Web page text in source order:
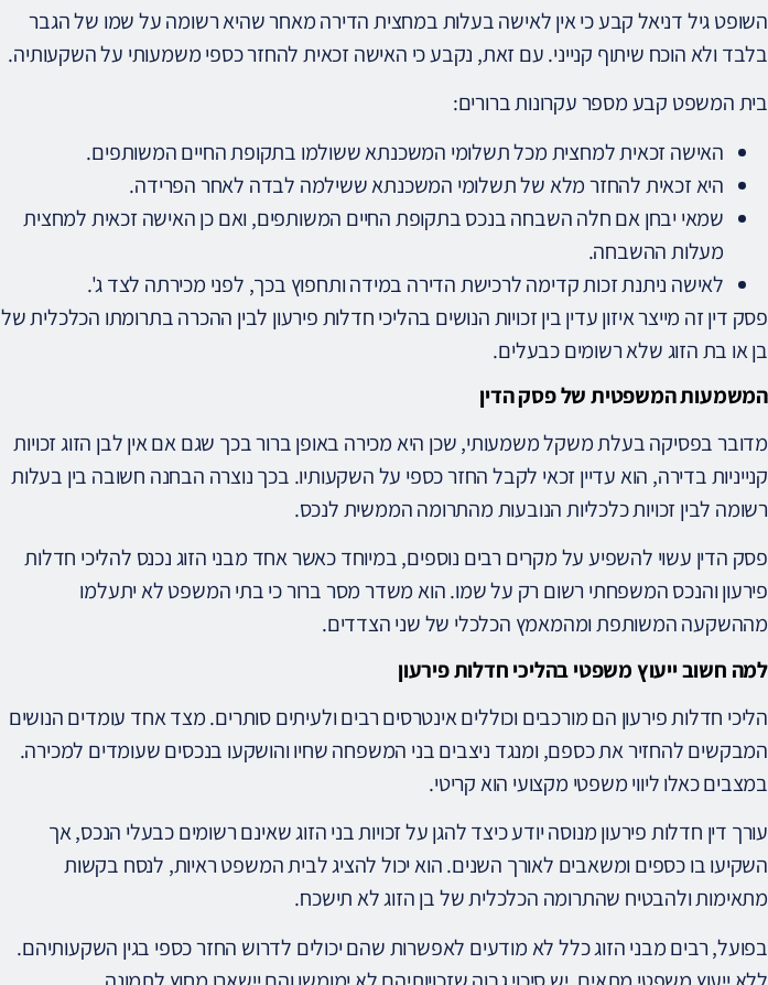
השופט גיל דניאל קבע כי אין לאישה בעלות במחצית הדירה מאחר שהיא רשומה על שמו של הגבר
בלבד ולא הוכח שיתוף קנייני. עם זאת, נקבע כי האישה זכאית להחזר כספי משמעותי על השקעותיה.
בית המשפט קבע מספר עקרונות ברורים:
האישה זכאית למחצית מכל תשלומי המשכנתא ששולמו בתקופת החיים המשותפים.
היא זכאית להחזר מלא של תשלומי המשכנתא ששילמה לבדה לאחר הפרידה.
שמאי יבחן אם חלה השבחה בנכס בתקופת החיים המשותפים, ואם כן האישה זכאית למחצית
מעלות ההשבחה.
לאישה ניתנת זכות קדימה לרכישת הדירה במידה ותחפוץ בכך, לפני מכירתה לצד ג'.
פסק דין זה מייצר איזון עדין בין זכויות הנושים בהליכי חדלות פירעון לבין ההכרה בתרומתו הכלכלית של
בן או בת הזוג שלא רשומים כבעלים.
המשמעות המשפטית של פסק הדין
מדובר בפסיקה בעלת משקל משמעותי, שכן היא מכירה באופן ברור בכך שגם אם אין לבן הזוג זכויות
קנייניות בדירה, הוא עדיין זכאי לקבל החזר כספי על השקעותיו. בכך נוצרה הבחנה חשובה בין בעלות
רשומה לבין זכויות כלכליות הנובעות מהתרומה הממשית לנכס.
פסק הדין עשוי להשפיע על מקרים רבים נוספים, במיוחד כאשר אחד מבני הזוג נכנס להליכי חדלות
פירעון והנכס המשפחתי רשום רק על שמו. הוא משדר מסר ברור כי בתי המשפט לא יתעלמו
מההשקעה המשותפת ומהמאמץ הכלכלי של שני הצדדים.
למה חשוב ייעוץ משפטי בהליכי חדלות פירעון
הליכי חדלות פירעון הם מורכבים וכוללים אינטרסים רבים ולעיתים סותרים. מצד אחד עומדים הנושים
המבקשים להחזיר את כספם, ומנגד ניצבים בני המשפחה שחיו והושקעו בנכסים שעומדים למכירה.
במצבים כאלו ליווי משפטי מקצועי הוא קריטי.
עורך דין חדלות פירעון מנוסה יודע כיצד להגן על זכויות בני הזוג שאינם רשומים כבעלי הנכס, אך
השקיעו בו כספים ומשאבים לאורך השנים. הוא יכול להציג לבית המשפט ראיות, לנסח בקשות
מתאימות ולהבטיח שהתרומה הכלכלית של בן הזוג לא תישכח.
בפועל, רבים מבני הזוג כלל לא מודעים לאפשרות שהם יכולים לדרוש החזר כספי בגין השקעותיהם.